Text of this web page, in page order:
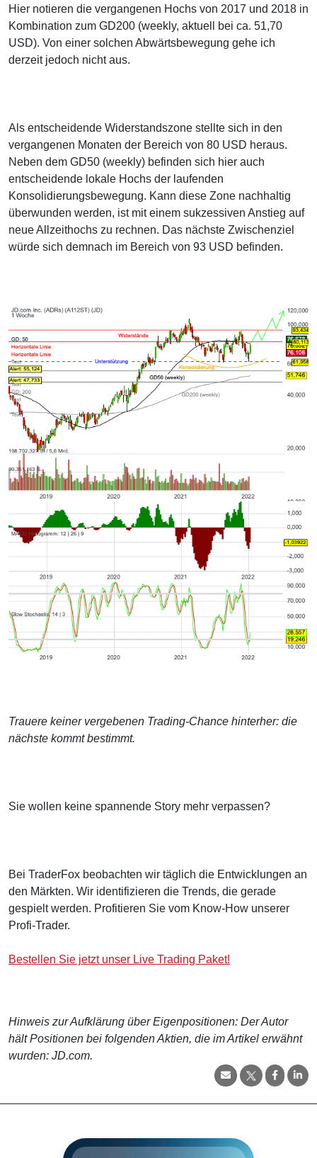
Hier notieren die vergangenen Hochs von 2017 und 2018 in
Kombination zum GD200 (weekly, aktuell bei ca. 51,70
USD). Von einer solchen Abwärtsbewegung gehe ich
derzeit jedoch nicht aus.
Als entscheidende Widerstandszone stellte sich in den
vergangenen Monaten der Bereich von 80 USD heraus.
Neben dem GD50 (weekly) befinden sich hier auch
entscheidende lokale Hochs der laufenden
Konsolidierungsbewegung. Kann diese Zone nachhaltig
überwunden werden, ist mit einem sukzessiven Anstieg auf
neue Allzeithochs zu rechnen. Das nächste Zwischenziel
würde sich demnach im Bereich von 93 USD befinden.
Trauere keiner vergebenen Trading-Chance hinterher: die
nächste kommt bestimmt.
Sie wollen keine spannende Story mehr verpassen?
Bei TraderFox beobachten wir täglich die Entwicklungen an
den Märkten. Wir identifizieren die Trends, die gerade
gespielt werden. Profitieren Sie vom Know-How unserer
Profi-Trader.
Bestellen Sie jetzt unser Live Trading Paket!
Hinweis zur Aufklärung über Eigenpositionen: Der Autor
hält Positionen bei folgenden Aktien, die im Artikel erwähnt
wurden: JD.com.